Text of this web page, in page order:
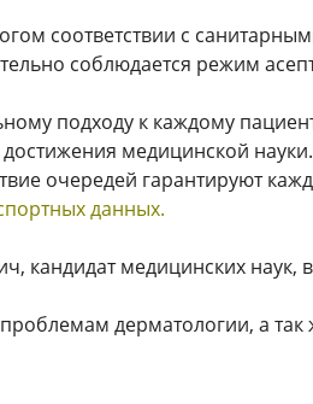
соответствии с
соблюдается режим
подходу к каждому
медицинской науки.
очередей гарантируют
данных.
кандидат медицинских наук,
дерматологии, а